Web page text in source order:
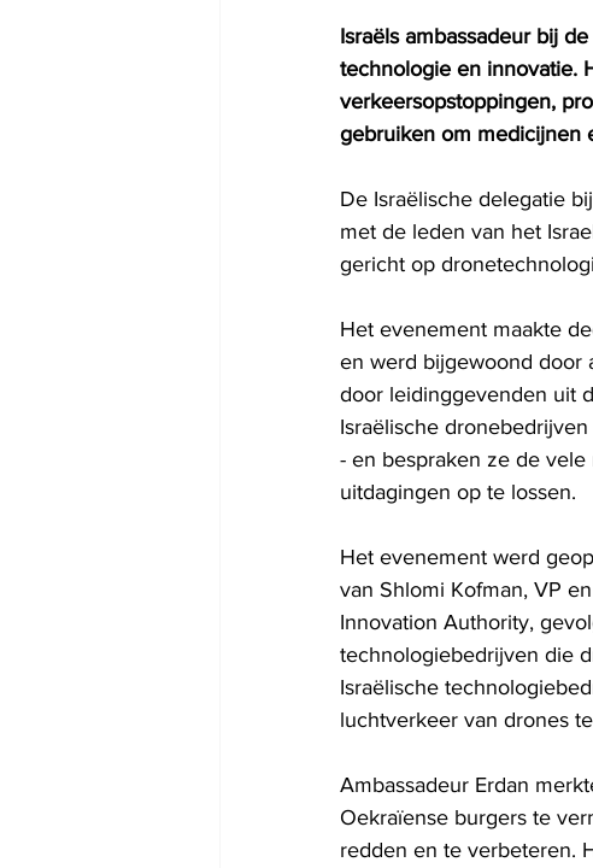
Israëls ambassadeur bij
technologie en innovatie.
verkeersopstoppingen,
gebruiken om medicijnen
De Israëlische delegatie
met de leden van het
gericht op
Het evenement maakte
en werd bijgewoond door
door leidinggevenden uit
Israëlische
- en bespraken ze de
uitdagingen op te lossen.
Het evenement werd
van Shlomi Kofman, VP
Innovation Authority,
technologiebedrijven die
Israëlische
luchtverkeer van drones
Ambassadeur Erdan
Oekraïense burgers te
redden en te verbeteren.